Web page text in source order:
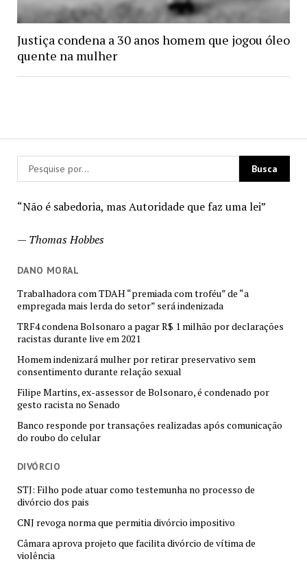
“Não é sabedoria, mas Autoridade que faz uma lei”
— Thomas Hobbes
DANO MORAL
Trabalhadora com TDAH “premiada com troféu” de “a
empregada mais lerda do setor” será indenizada
TRF4 condena Bolsonaro a pagar R$ 1 milhão por declarações
racistas durante live em 2021
Homem indenizará mulher por retirar preservativo sem
consentimento durante relação sexual
Filipe Martins, ex-assessor de Bolsonaro, é condenado por
gesto racista no Senado
Banco responde por transações realizadas após comunicação
do roubo do celular
DIVÓRCIO
STJ: Filho pode atuar como testemunha no processo de
divórcio dos pais
CNJ revoga norma que permitia divórcio impositivo
Câmara aprova projeto que facilita divórcio de vítima de
violência
Justiça condena a 30 anos homem que jogou óleo
quente na mulher